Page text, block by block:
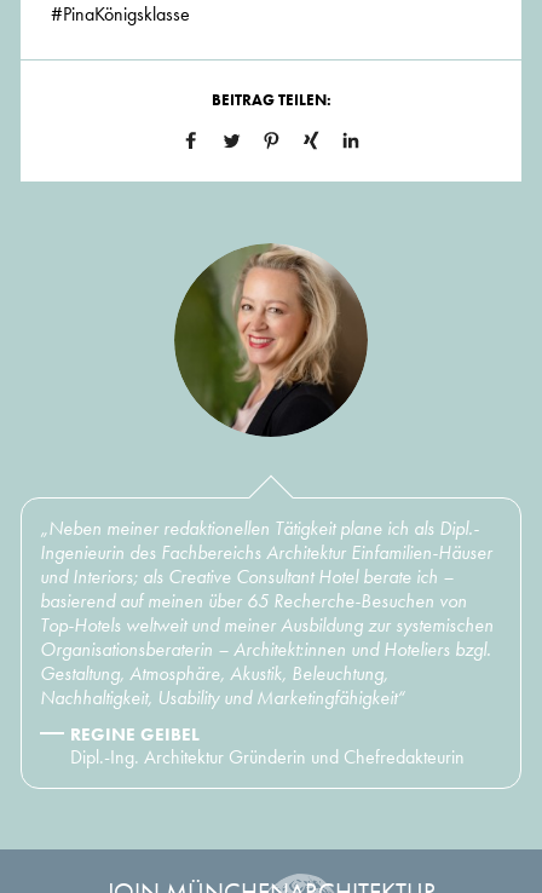
#PinaKönigsklasse
BEITRAG TEILEN:
„Neben meiner redaktionellen Tätigkeit plane ich als Dipl.-
Ingenieurin des Fachbereichs Architektur Einfamilien-Häuser
und Interiors; als Creative Consultant Hotel berate ich –
basierend auf meinen über 65 Recherche-Besuchen von
Top-Hotels weltweit und meiner Ausbildung zur systemischen
Organisationsberaterin – Architekt:innen und Hoteliers bzgl.
Gestaltung, Atmosphäre, Akustik, Beleuchtung,
Nachhaltigkeit, Usability und Marketingfähigkeit“
REGINE GEIBEL
Dipl.-Ing. Architektur Gründerin und Chefredakteurin